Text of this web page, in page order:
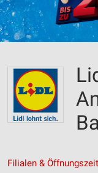
Filialen &